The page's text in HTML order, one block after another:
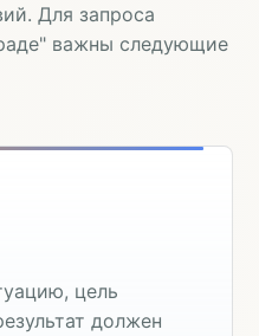
Для запроса
важны следующие
цель
должен